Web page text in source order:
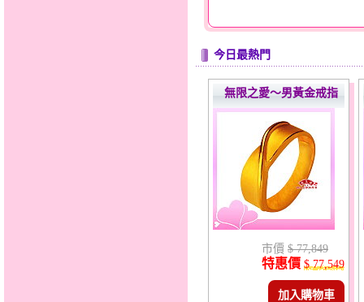
今日最熱門
無限之愛～男黃金戒指
市價 $ 77,849
特惠價 $ 77,549
加入購物車